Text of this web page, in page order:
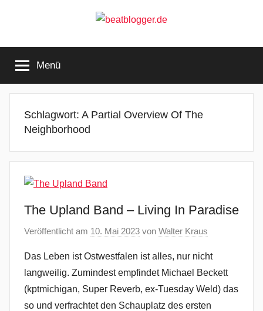
beatblogger.de
the
beat
goes
Menü
Schlagwort: A Partial Overview Of The
Neighborhood
The Upland Band – Living In Paradise
Veröffentlicht am 10. Mai 2023 von Walter Kraus
Das Leben ist Ostwestfalen ist alles, nur nicht
langweilig. Zumindest empfindet Michael Beckett
(kptmichigan, Super Reverb, ex-Tuesday Weld) das
so und verfrachtet den Schauplatz des ersten